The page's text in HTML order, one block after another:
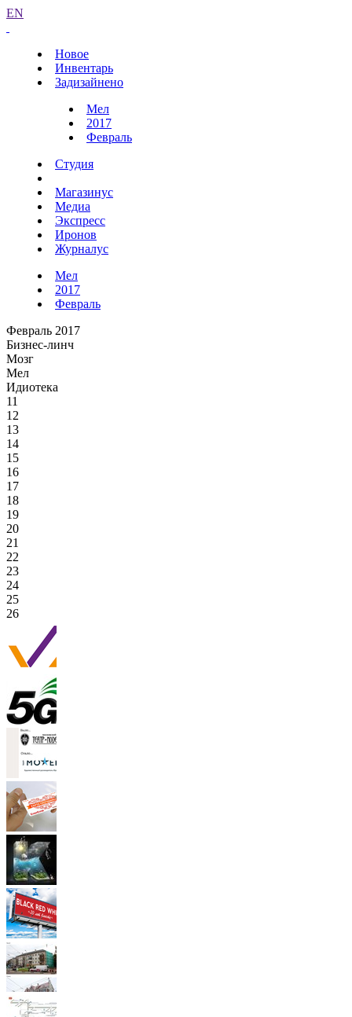
EN
Новое
Инвентарь
Задизайнено
Мел
2017
Февраль
Студия
Магазинус
Медиа
Экспресс
Иронов
Журналус
Мел
2017
Февраль
Февраль 2017
Бизнес-линч
Мозг
Мел
Идиотека
11
12
13
14
15
16
17
18
19
20
21
22
23
24
25
26